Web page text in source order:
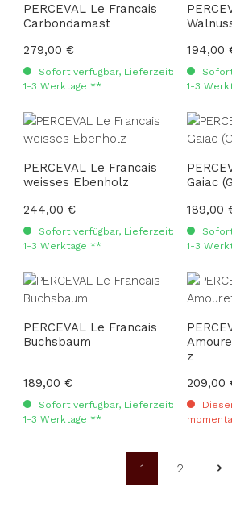
PERCEVAL Le Francais
Carbondamast
Regulärer Preis:
279,00 €
Sofort verfügbar, Lieferzeit:
1-3 Werktage **
Regulärer
194,00
1-3
PERCEVAL Le Francais
weisses Ebenholz
Regulärer Preis:
244,00 €
Sofort verfügbar, Lieferzeit:
1-3 Werktage **
Gaiac
Regulärer
189,00
1-3
PERCEVAL Le Francais
Buchsbaum
Regulärer Preis:
189,00 €
Sofort verfügbar, Lieferzeit:
1-3 Werktage **
z
Regulärer
209,00
Seite
1
Seite
2